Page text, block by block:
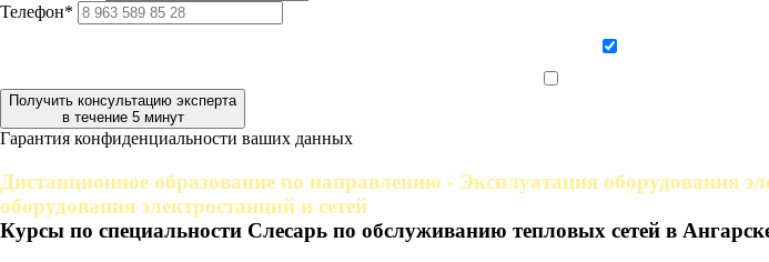
Телефон*
Получить консультацию эксперта
в течение 5 минут
Гарантия конфиденциальности ваших данных
Дистанционное образование по направлению - Эксплуатация оборудования
оборудования электростанций и сетей
Курсы по специальности Слесарь по обслуживанию тепловых сетей в